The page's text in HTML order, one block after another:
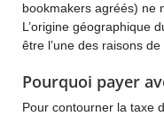
bookmakers agréés) ne
L’origine géographique
être l’une des raisons de
Pourquoi payer
Pour contourner la taxe